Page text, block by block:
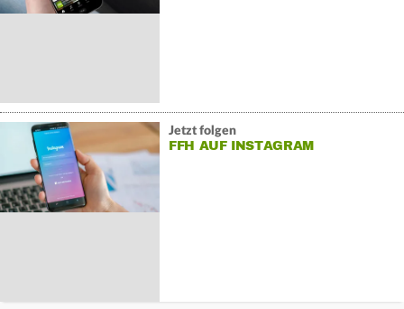
Jetzt folgen
FFH AUF INSTAGRAM